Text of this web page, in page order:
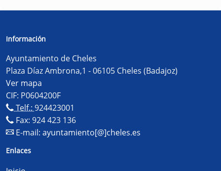
Información
Ayuntamiento de Cheles
Plaza Díaz Ambrona,1 - 06105 Cheles (Badajoz)
Ver mapa
CIF: P0604200F
Telf.: 924423001
Fax: 924 423 136
E-mail: ayuntamiento[@]cheles.es
Enlaces